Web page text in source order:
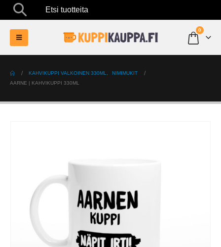
Etsi tuotteita
0
KAHVIKUPPI VALKOINEN 330ML
NIMIMUKIT
AARNE | KAHVIKUPPI 330ML